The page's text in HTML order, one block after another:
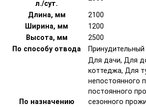
л./сут.
Длина, мм
2100
Ширина, мм
1200
Высота, мм
2500
По способу отвода
По назначению
Для дачи, Для
коттеджа, Для
непостоянного
постоянного
сезонного